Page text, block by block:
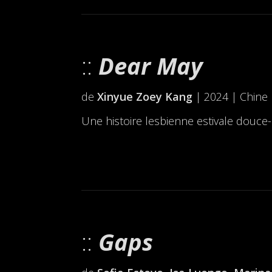
Dear May
de Xinyue Zoey Kang | 2024 |
Une histoire lesbienne estivale
Gaps